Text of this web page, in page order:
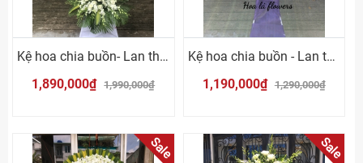
Kệ hoa chia buồn- Lan thái trắng
1,890,000₫ 1,990,000₫
Kệ hoa chia buồn - Lan thái tím
1,190,000₫ 1,290,000₫
Sale Sale